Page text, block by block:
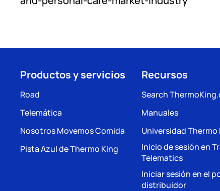
Productos y servicios
Road
Telemática
Nosotros Movemos Comida
Pista Azul de Thermo King
Recursos
Search
Manuales
Universidad Thermo
Inicio de sesión en
Telematics
Iniciar sesión en el
distribuidor